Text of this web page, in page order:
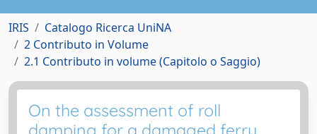
IRIS
Catalogo Ricerca UniNA
2 Contributo in Volume
2.1 Contributo in volume (Capitolo o Saggio)
On the assessment of roll